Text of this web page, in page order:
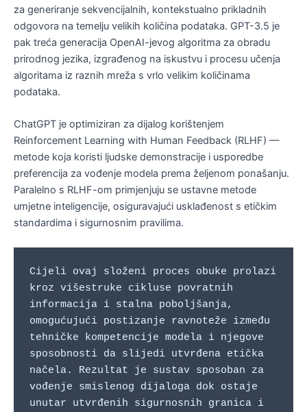
za generiranje sekvencijalnih, kontekstualno prikladnih
odgovora na temelju velikih količina podataka. GPT-3.5 je
pak treća generacija OpenAI-jevog algoritma za obradu
prirodnog jezika, izgrađenog na iskustvu i procesu učenja
algoritama iz raznih mreža s vrlo velikim količinama
podataka.
ChatGPT je optimiziran za dijalog korištenjem
Reinforcement Learning with Human Feedback (RLHF) —
metode koja koristi ljudske demonstracije i usporedbe
preferencija za vođenje modela prema željenom ponašanju.
Paralelno s RLHF-om primjenjuju se ustavne metode
umjetne inteligencije, osiguravajući usklađenost s etičkim
standardima i sigurnosnim pravilima.
Cijeli ovaj složeni proces obuke prolazi
kroz višestruke cikluse povratnih
informacija i stalna poboljšanja,
omogućujući postizanje ravnoteže između
tehničke kompetencije modela i njegove
sposobnosti da slijedi utvrđena etička
načela. Rezultat je sustav sposoban za
vođenje smislenog dijaloga dok ostaje
unutar utvrđenih sigurnosnih granica i